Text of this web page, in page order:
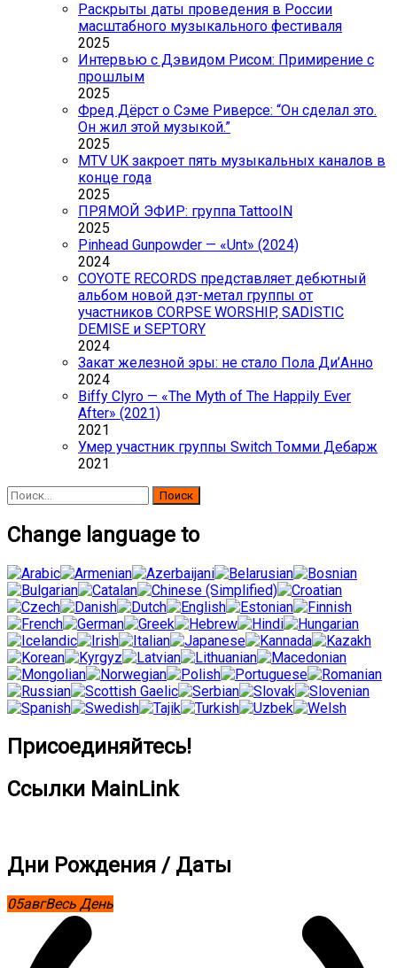
Раскрыты даты проведения в России
масштабного музыкального фестиваля
2025
Интервью с Дэвидом Рисом: Примирение с
прошлым
2025
Фред Дёрст о Сэме Риверсе: “Он сделал это.
Он жил этой музыкой.”
2025
MTV UK закроет пять музыкальных каналов в
конце года
2025
ПРЯМОЙ ЭФИР: группа TattooIN
2025
Pinhead Gunpowder — «Unt» (2024)
2024
COYOTE RECORDS представляет дебютный
альбом новой дэт-метал группы от
участников CORPSE WORSHIP, SADISTIC
DEMISE и SEPTORY
2024
Закат железной эры: не стало Пола Ди’Анно
2024
Biffy Clyro — «The Myth of The Happily Ever
After» (2021)
2021
Умер участник группы Switch Томми Дебарж
2021
Найти:
Change language to
Присоединяйтесь!
Ссылки MainLink
Дни Рождения / Даты
05авгВесь День